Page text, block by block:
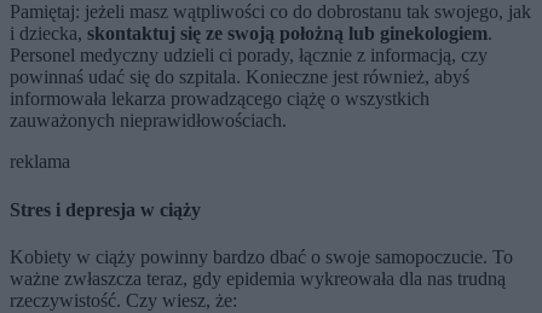
Pamiętaj: jeżeli masz wątpliwości co do dobrostanu tak swojego, jak
i dziecka, skontaktuj się ze swoją położną lub ginekologiem.
Personel medyczny udzieli ci porady, łącznie z informacją, czy
powinnaś udać się do szpitala. Konieczne jest również, abyś
informowała lekarza prowadzącego ciążę o wszystkich
zauważonych nieprawidłowościach.
reklama
Stres i depresja w ciąży
Kobiety w ciąży powinny bardzo dbać o swoje samopoczucie. To
ważne zwłaszcza teraz, gdy epidemia wykreowała dla nas trudną
rzeczywistość. Czy wiesz, że: